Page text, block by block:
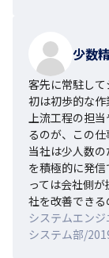
少数
客先に常駐し
初は初歩的な
上流工程の担
るのが、この仕
当社は少人数
を積極的に発
っては会社側
社を改善できる
システムエン
システム部/